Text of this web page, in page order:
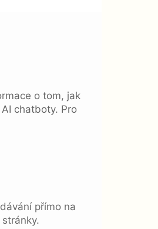
o tom, jak
chatboty. Pro
přímo na